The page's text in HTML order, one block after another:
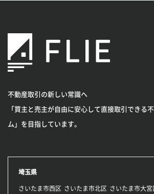
不動産取引の新しい常識へ
「買主と売主が自由に安心して直接取引できる
ム」を目指しています。
埼玉県
さいたま市西区 さいたま市北区
さいたま市大宮